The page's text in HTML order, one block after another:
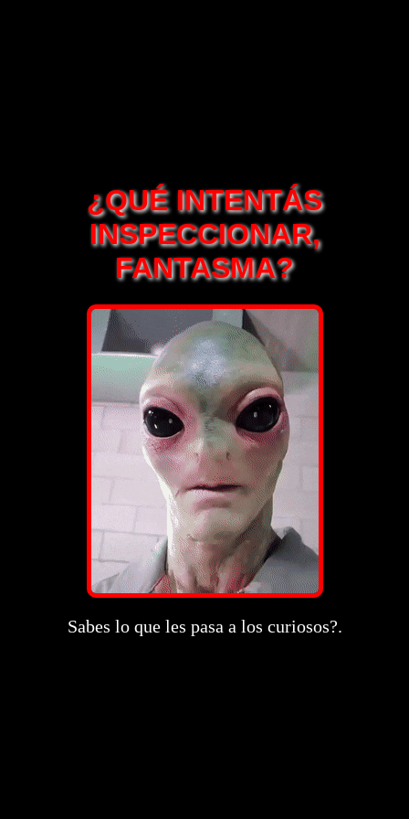
¿QUÉ INTENTÁS
INSPECCIONAR,
FANTASMA?
Sabes lo que les pasa a los curiosos?.